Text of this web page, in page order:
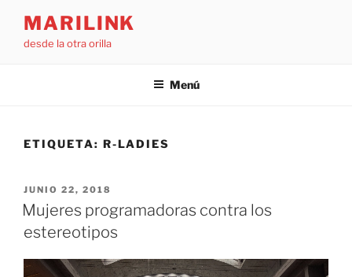
contenido
MARILINK
desde la otra orilla
Menú
ETIQUETA: R-LADIES
PUBLICADO
EL
JUNIO 22, 2018
Mujeres programadoras contra los
estereotipos